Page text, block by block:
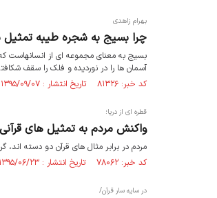
بهرام زاهدی
چرا بسیج به شجره طیبه
بسیج به معنای مجموعه ای از انسانهاست
آسمان ها را در نوردیده و فلک را سقف
کد خبر: ۸۱۳۲۶ تاریخ انتشار : ۱۳۹۵/۰۹/۰۷
قطره ای از دریا؛
واکنش مردم به تمثیل های
مردم در برابر مثال ‏هاى قرآن دو دسته
کد خبر: ۷۸۰۶۲ تاریخ انتشار : ۱۳۹۵/۰۶/۲۳
در سایه سار قرآن/